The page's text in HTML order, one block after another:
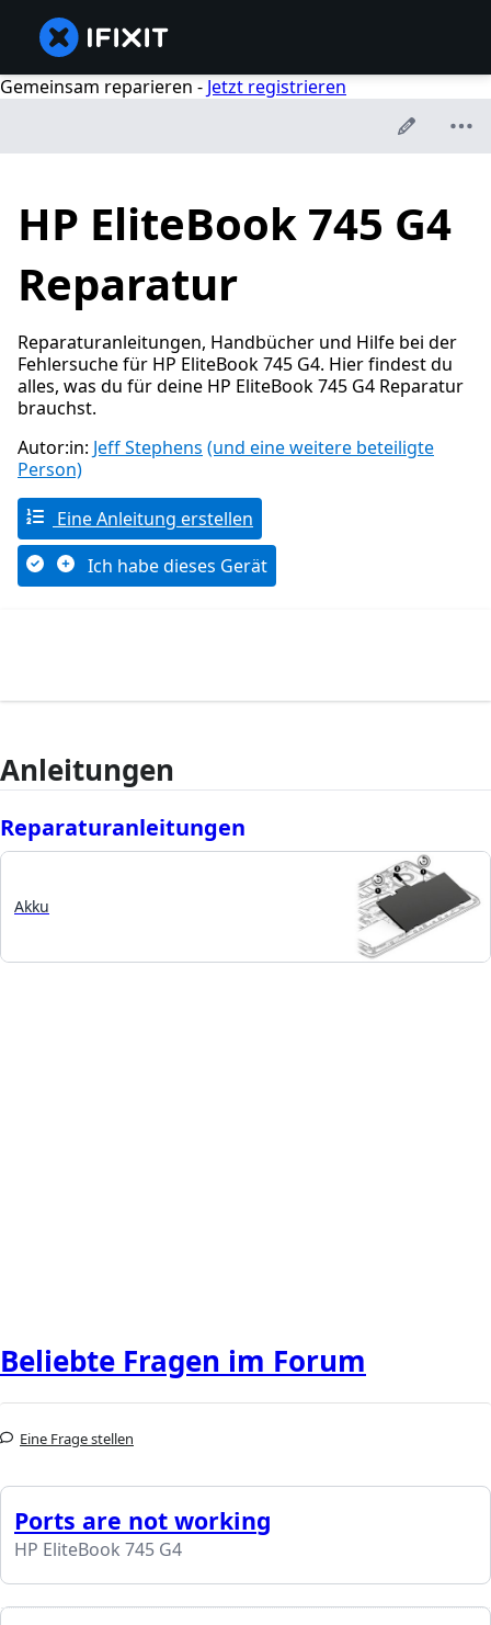
Gemeinsam reparieren - Jetzt registrieren
HP EliteBook 745 G4
Reparatur
Reparaturanleitungen, Handbücher und Hilfe bei der
Fehlersuche für HP EliteBook 745 G4. Hier findest du
alles, was du für deine HP EliteBook 745 G4 Reparatur
brauchst.
Autor:in: Jeff Stephens (und eine weitere beteiligte
Person)
Eine Anleitung erstellen
Ich habe dieses Gerät
Anleitungen
Reparaturanleitungen
Akku
Beliebte Fragen im Forum
Eine Frage stellen
Ports are not working
HP EliteBook 745 G4